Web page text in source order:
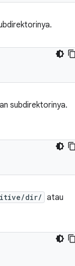
subdirektorinya.
dir/ atau